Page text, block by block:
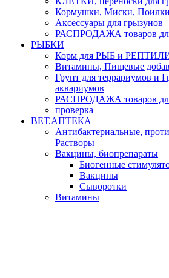
Кормушки, Миски, Поилки
Аксессуары для грызунов
РАСПРОДАЖА товаров
РЫБКИ
Корм для РЫБ и
Витамины, Пищевые
Грунт для террариумов и
аквариумов
РАСПРОДАЖА товаров
проверка
ВЕТ.АПТЕКА
Антибактериальные,
Растворы
Вакцины, биопрепараты
Биогенные
Вакцины
Сыворотки
Витамины